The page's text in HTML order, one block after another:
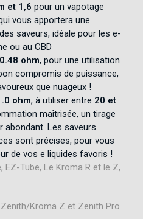
et 1,6 pour un vapotage
vous apportera une
saveurs, idéale pour les e-
ou au CBD
0.48 ohm, pour une utilisation
compromis de puissance,
que nuageux !
ohm, à utiliser entre 20 et
maîtrisée, un tirage
abondant. Les saveurs
sont précises, pour vous
de vos e liquides favoris !
EZ-Tube, Le Kroma R et le Z,
Kroma Z et Zenith Pro